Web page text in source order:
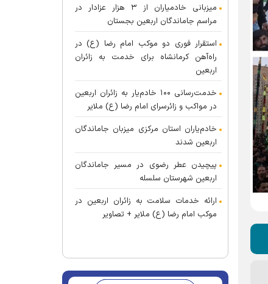
میزبانی خادمیاران از ۳ هزار عزادار در
مراسم جاماندگان اربعین بجستان
استقرار فوری دو موکب امام رضا (ع) در
راه‌آهن کرمانشاه برای خدمت به زائران
اربعین
خدمت‌رسانی ۱۰۰ خادم‌یار به زائران اربعین
در مواکب و زائرسرای امام رضا (ع) ملایر
خادم‌یاران استان مرکزی میزبان جاماندگان
اربعین شدند
پیچیدن عطر رضوی در مسیر جاماندگان
اربعین شهرستان سلسله
ارائه خدمات سلامت به زائران اربعین در
موکب امام رضا (ع) ملایر + تصاویر